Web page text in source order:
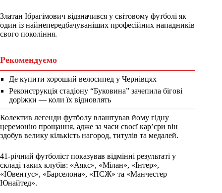
Златан Ібрагімович відзначився у світовому футболі як
один із найнепередбачуваніших професійних нападників
свого покоління.
Рекомендуємо
Де купити хороший велосипед у Чернівцях
Реконструкція стадіону “Буковина” зачепила бігові
доріжки — коли їх відновлять
Колектив легенди футболу влаштував йому гідну
церемонію прощання, адже за часи своєї кар’єри він
здобув велику кількість нагород, титулів та медалей.
41-річний футболіст показував відмінні результаті у
складі таких клубів: «Аякс», «Мілан», «Інтер»,
«Ювентус», «Барселона», «ПСЖ» та «Манчестер
Юнайтед».